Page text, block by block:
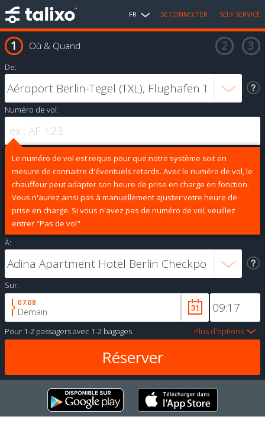
FR SE CONNECTER SELF SERVICE
Où & Quand
De:
Numéro de vol:
Le numéro de vol est requis pour que notre système soit en
mesure de connaitre d'éventuels retards. Avec le numéro de vol, le
chauffeur peut adapter son heure de prise en charge en fonction.
Vous n'aurez ainsi pas à manuellement ajuster votre heure de
prise en charge. Si vous n'avez pas de numéro de vol, veuillez
entrer "Pas de vol"
À:
Sur:
07.08
Demain
Pour 1-2 passagersavec 1-2 bagages Plus d'options